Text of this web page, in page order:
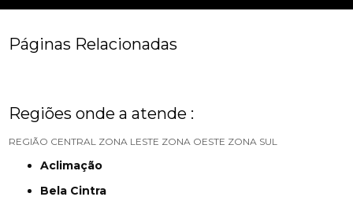
Páginas Relacionadas
Regiões onde a atende :
REGIÃO CENTRAL ZONA LESTE ZONA OESTE ZONA SUL
Aclimação
Bela Cintra